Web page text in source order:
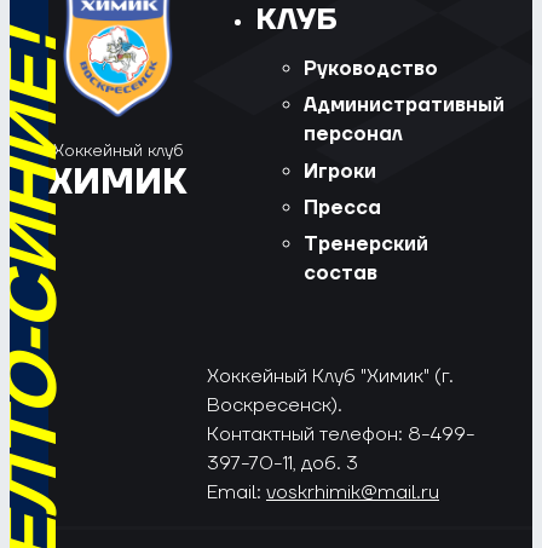
Хоккейный клуб
ХИМИК
КЛУБ
Руководство
Административный
персонал
Игроки
Пресса
Тренерский
состав
Хоккейный Клуб "Химик" (г.
Воскресенск).
Контактный телефон: 8-499-
397-70-11, доб. 3
Email: voskrhimik@mail.ru